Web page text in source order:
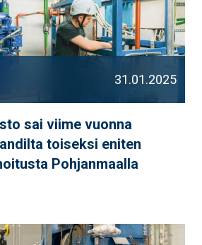
31.01.2025
sai viime vuonna
toiseksi eniten
Pohjanmaalla